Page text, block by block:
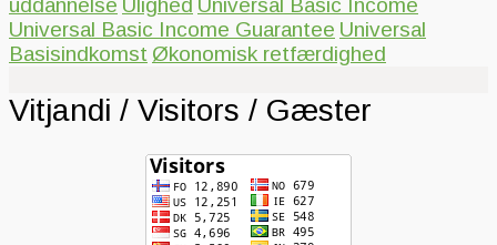
uddannelse Ulighed Universal Basic Income
Universal Basic Income Guarantee Universal
Basisindkomst Økonomisk retfærdighed
Vitjandi / Visitors / Gæster